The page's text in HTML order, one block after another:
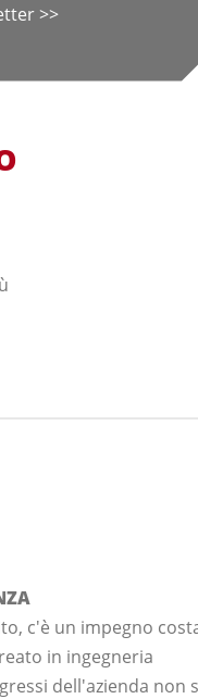
>>
c'è un impegno
in ingegneria
dell'azienda non